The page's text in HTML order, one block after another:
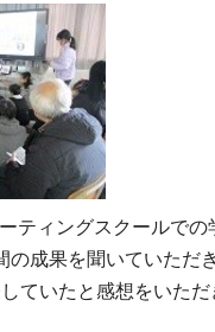
ティングスクールでの
成果を聞いていただ
ていたと感想をいただ